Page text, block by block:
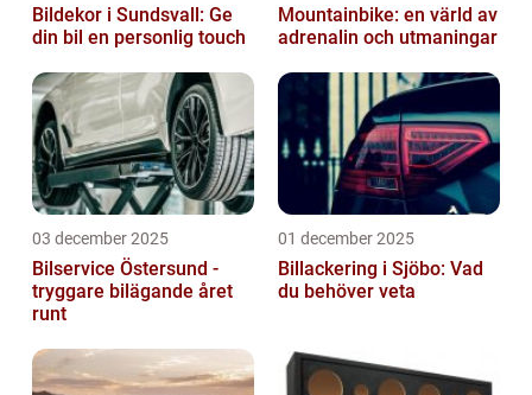
Bildekor i Sundsvall: Ge
din bil en personlig touch
Mountainbike: en värld av
adrenalin och utmaningar
03 december 2025
Bilservice Östersund -
tryggare bilägande året
runt
01 december 2025
Billackering i Sjöbo: Vad
du behöver veta